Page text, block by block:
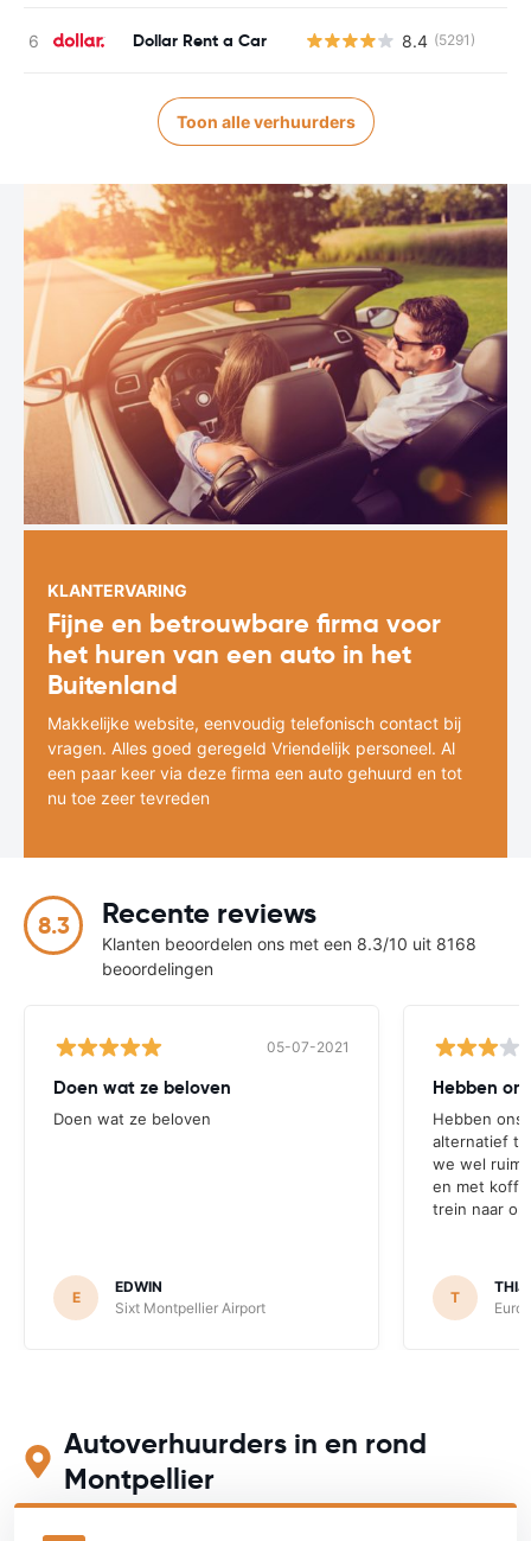
Dollar Rent a Car 8.4 (5291)
Toon alle verhuurders
KLANTERVARING
Fijne en betrouwbare firma voor
het huren van een auto in het
Buitenland
Makkelijke website, eenvoudig telefonisch contact bij
vragen. Alles goed geregeld Vriendelijk personeel. Al
een paar keer via deze firma een auto gehuurd en tot
nu toe zeer tevreden
8.3 Recente reviews
Klanten beoordelen ons met een 8.3/10 uit 8168
beoordelingen
05-07-2021
Doen wat ze beloven
Doen wat ze beloven
E
EDWIN
Sixt Montpellier Airport
Hebben
Hebben ons
alternatief te
we wel ruim
en met
trein naar
T
Autoverhuurders in en rond
Montpellier